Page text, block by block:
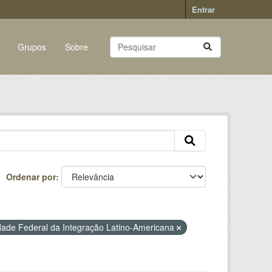
Entrar
Grupos Sobre
Ordenar por
Federal da Integração Latino-Americana